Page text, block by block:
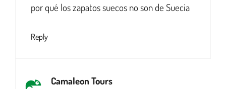
por qué los zapatos suecos no son de Suecia
Reply
Camaleon Tours